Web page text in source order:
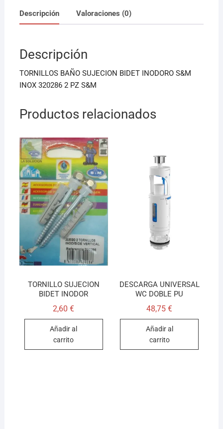
c
e
o
o
k
ai
l
at
s
p
p
Descripción Valoraciones (0)
Descripción
TORNILLOS BAÑO SUJECION BIDET INODORO S&M
INOX 320286 2 PZ S&M
Productos relacionados
TORNILLO SUJECION
BIDET INODOR
2,60€
Añadir al
carrito
DESCARGA UNIVERSAL
WC DOBLE PU
48,75€
Añadir al
carrito